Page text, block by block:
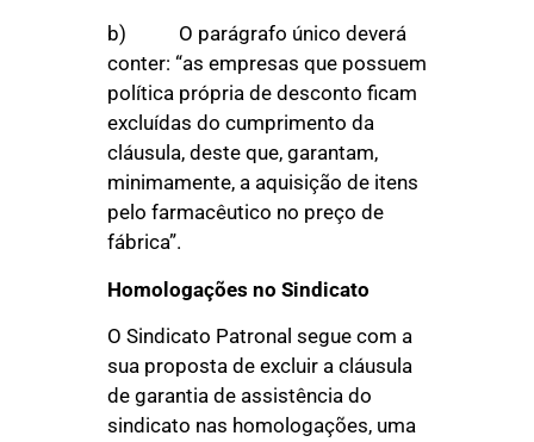
b) O parágrafo único deverá
conter: “as empresas que possuem
política própria de desconto ficam
excluídas do cumprimento da
cláusula, deste que, garantam,
minimamente, a aquisição de itens
pelo farmacêutico no preço de
fábrica”.
Homologações no Sindicato
O Sindicato Patronal segue com a
sua proposta de excluir a cláusula
de garantia de assistência do
sindicato nas homologações, uma